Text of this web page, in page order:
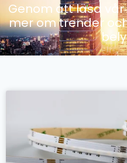
Genom att läsa
mer om trender